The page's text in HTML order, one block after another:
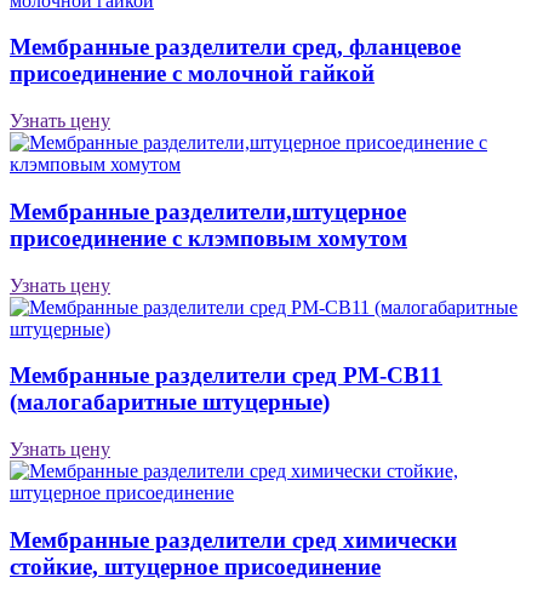
Мембранные разделители сред, фланцевое
присоединение с молочной гайкой
Узнать цену
Мембранные разделители,штуцерное
присоединение с клэмповым хомутом
Узнать цену
Мембранные разделители сред РМ-СВ11
(малогабаритные штуцерные)
Узнать цену
Мембранные разделители сред химически
стойкие, штуцерное присоединение